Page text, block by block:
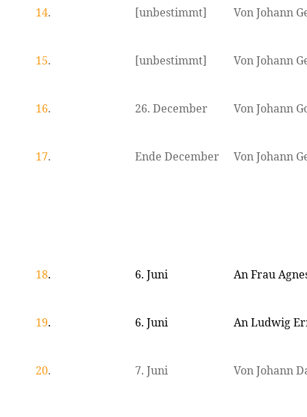
14. [unbestimmt] Von Johann
15. [unbestimmt] Von Johann
16. 26. December Von Johann
17. Ende December Von Johann
18. 6. Juni An Frau
19. 6. Juni An Ludwig
20. 7. Juni Von Johann